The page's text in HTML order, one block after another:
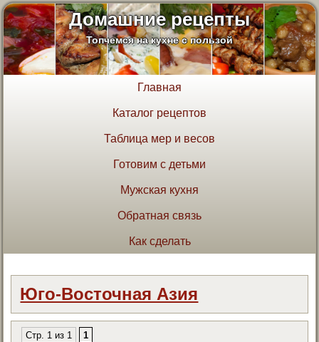
Домашние рецепты
Топчемся на кухне с пользой
Главная
Каталог рецептов
Таблица мер и весов
Готовим с детьми
Мужская кухня
Обратная связь
Как сделать
Юго-Восточная Азия
Стр. 1 из 1 1